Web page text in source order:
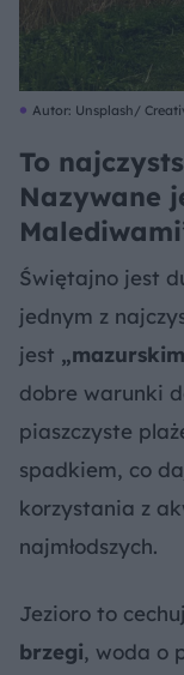
Autor: Unsplash/
To
Nazywane
Świętajno jest
jednym z
jest
dobre warunki
piaszczyste
spadkiem, co
korzystania z
najmłodszych.
Jezioro to
brzegi, woda o